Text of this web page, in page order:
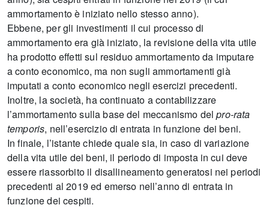
ammortamento è iniziato nello stesso anno).
Ebbene, per gli investimenti il cui processo di
ammortamento era già iniziato, la revisione della vita utile
ha prodotto effetti sul residuo ammortamento da imputare
a conto economico, ma non sugli ammortamenti già
imputati a conto economico negli esercizi precedenti.
Inoltre, la società, ha continuato a contabilizzare
l’ammortamento sulla base del meccanismo delpro-rata
temporis, nell’esercizio di entrata in funzione dei beni.
In finale, l’istante chiede quale sia, in caso di variazione
della vita utile dei beni, il periodo di imposta in cui deve
essere riassorbito il disallineamento generatosi nei periodi
precedenti al 2019 ed emerso nell’anno di entrata in
funzione dei cespiti.